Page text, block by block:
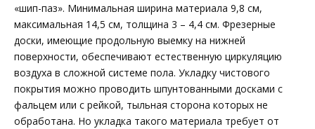
«шип-паз». Минимальная ширина материала 9,8 см,
максимальная 14,5 см, толщина 3 – 4,4 см. Фрезерные
доски, имеющие продольную выемку на нижней
поверхности, обеспечивают естественную циркуляцию
воздуха в сложной системе пола. Укладку чистового
покрытия можно проводить шпунтованными досками с
фальцем или с рейкой, тыльная сторона которых не
обработана. Но укладка такого материала требует от